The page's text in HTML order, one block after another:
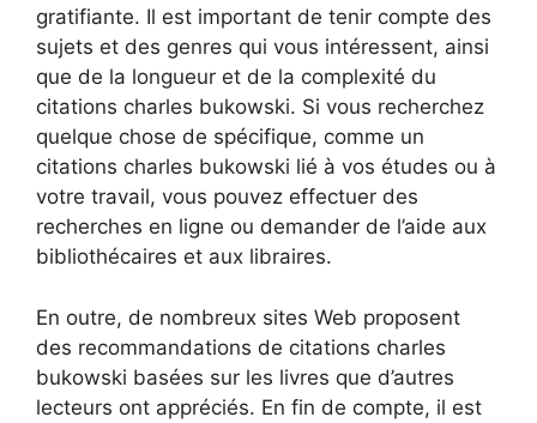
gratifiante. Il est important de tenir compte des
sujets et des genres qui vous intéressent, ainsi
que de la longueur et de la complexité du
citations charles bukowski. Si vous recherchez
quelque chose de spécifique, comme un
citations charles bukowski lié à vos études ou à
votre travail, vous pouvez effectuer des
recherches en ligne ou demander de l’aide aux
bibliothécaires et aux libraires.
En outre, de nombreux sites Web proposent
des recommandations de citations charles
bukowski basées sur les livres que d’autres
lecteurs ont appréciés. En fin de compte, il est